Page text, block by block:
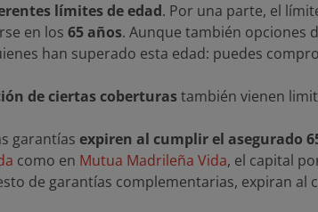
límites de edad. Por una parte, el
en los 65 años. Aunque también opciones
han superado esta edad: puedes
de ciertas coberturastambién vienen
garantías expiren al cumplir el asegurado
como en Mutua Madrileña Vida, el capital
de garantías complementarias, expiran al